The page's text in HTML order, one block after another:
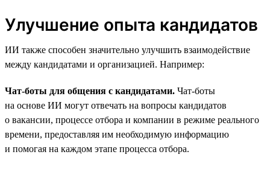
Улучшение опыта кандидатов
ИИ также способен значительно улучшить взаимодействие
между кандидатами и организацией. Например:
Чат-боты для общения с кандидатами. Чат-боты
на основе ИИ могут отвечать на вопросы кандидатов
о вакансии, процессе отбора и компании в режиме реального
времени, предоставляя им необходимую информацию
и помогая на каждом этапе процесса отбора.